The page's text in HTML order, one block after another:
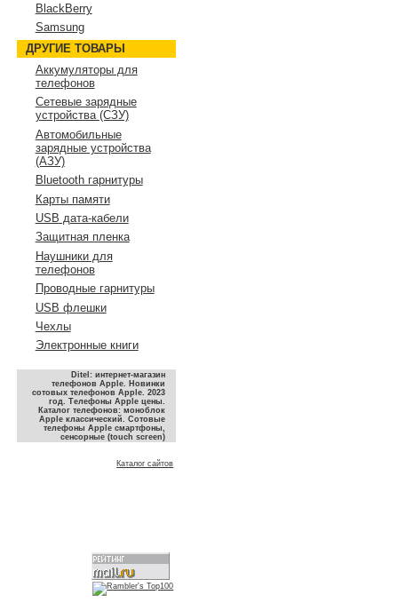
BlackBerry
Samsung
ДРУГИЕ ТОВАРЫ
Аккумуляторы для
телефонов
Сетевые зарядные
устройства (СЗУ)
Автомобильные
зарядные устройства
(АЗУ)
Bluetooth гарнитуры
Карты памяти
USB дата-кабели
Защитная пленка
Наушники для
телефонов
Проводные гарнитуры
USB флешки
Чехлы
Электронные книги
Ditel: интернет-магазин
телефонов Apple. Новинки
сотовых телефонов Apple. 2023
год. Телефоны Apple цены.
Каталог телефонов: моноблок
Apple классический. Сотовые
телефоны Apple смартфоны,
сенсорные (touch screen)
Каталог сайтов